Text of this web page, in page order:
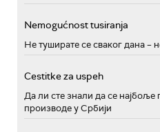
Nemogućnost tusiranja
Не туширате се сваког дана –
Cestitke za uspeh
Да ли сте знали да се
производе у Србији